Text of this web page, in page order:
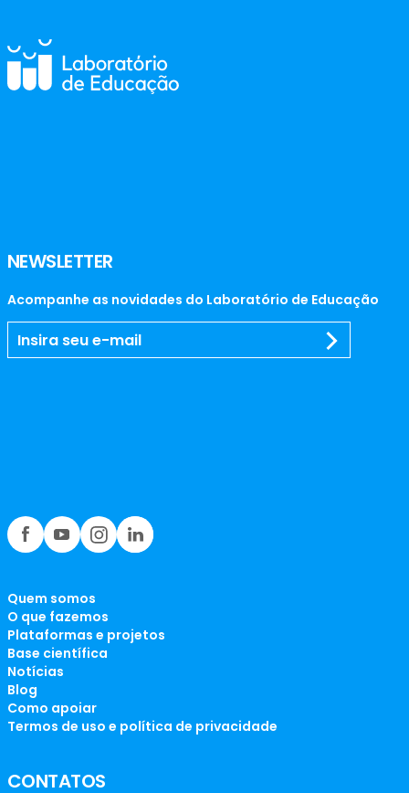
NEWSLETTER
Acompanhe as novidades do Laboratório de Educação
Quem somos
O que fazemos
Plataformas e projetos
Base científica
Notícias
Blog
Como apoiar
Termos de uso e política de privacidade
CONTATOS